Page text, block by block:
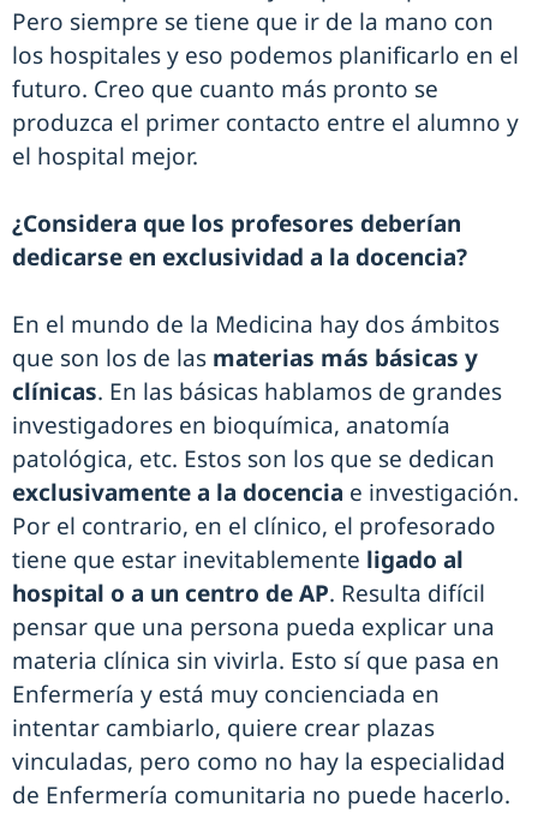
Pero siempre se tiene que ir de la mano con
los hospitales y eso podemos planificarlo en el
futuro. Creo que cuanto más pronto se
produzca el primer contacto entre el alumno y
el hospital mejor.
¿Considera que los profesores deberían
dedicarse en exclusividad a la docencia?
En el mundo de la Medicina hay dos ámbitos
que son los de las materias más básicas y
clínicas. En las básicas hablamos de grandes
investigadores en bioquímica, anatomía
patológica, etc. Estos son los que se dedican
exclusivamente a la docencia e investigación.
Por el contrario, en el clínico, el profesorado
tiene que estar inevitablemente ligado al
hospital o a un centro de AP. Resulta difícil
pensar que una persona pueda explicar una
materia clínica sin vivirla. Esto sí que pasa en
Enfermería y está muy concienciada en
intentar cambiarlo, quiere crear plazas
vinculadas, pero como no hay la especialidad
de Enfermería comunitaria no puede hacerlo.